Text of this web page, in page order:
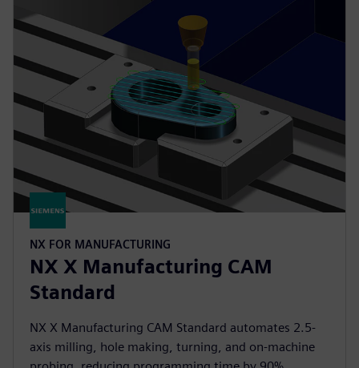
NX FOR MANUFACTURING
NX X Manufacturing CAM
Standard
NX X Manufacturing CAM Standard automates 2.5-
axis milling, hole making, turning, and on-machine